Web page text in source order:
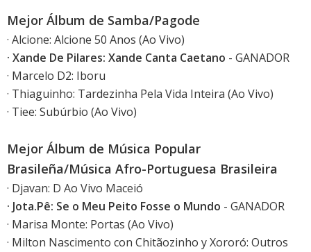
Mejor Álbum de Samba/Pagode
· Alcione: Alcione 50 Anos (Ao Vivo)
· Xande De Pilares: Xande Canta Caetano - GANADOR
· Marcelo D2: Iboru
· Thiaguinho: Tardezinha Pela Vida Inteira (Ao Vivo)
· Tiee: Subúrbio (Ao Vivo)
Mejor Álbum de Música Popular
Brasileña/Música Afro-Portuguesa Brasileira
· Djavan: D Ao Vivo Maceió
· Jota.Pê: Se o Meu Peito Fosse o Mundo - GANADOR
· Marisa Monte: Portas (Ao Vivo)
· Milton Nascimento con Chitãozinho y Xororó: Outros